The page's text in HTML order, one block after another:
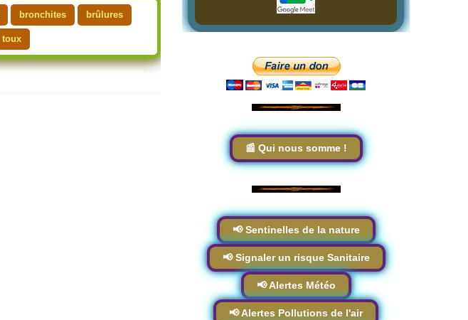
bronchites brûlures
toux
📰 Qui nous somme !
📢 Sentinelles de la nature
📢 Signaler un risque Sanitaire
📢 Alertes Météo
📢 Alertes Pollutions de l'air